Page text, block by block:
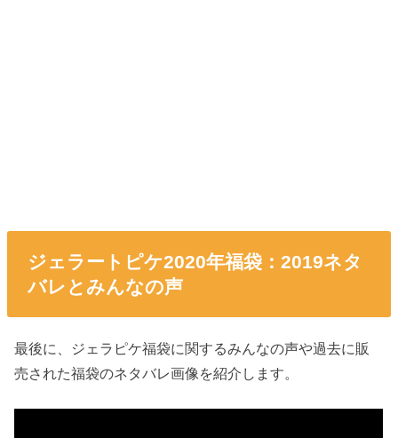
ジェラートピケ2020年福袋：2019ネタ
バレとみんなの声
最後に、ジェラピケ福袋に関するみんなの声や過去に販
売された福袋のネタバレ画像を紹介します。